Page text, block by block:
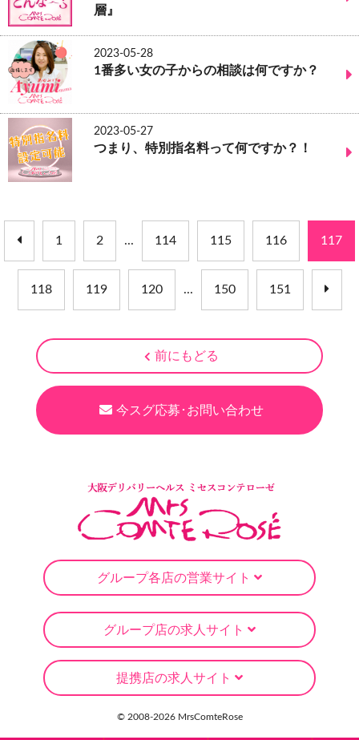
層』
2023-05-28
1番多い女の子からの相談は何ですか？
2023-05-27
つまり、特別指名料って何ですか？！
1 2 ... 114 115 116 117
118 119 120 ... 150 151
前にもどる
今スグ応募･お問い合わせ
グループ各店の営業サイト
グループ店の求人サイト
提携店の求人サイト
© 2008-2026 MrsComteRose